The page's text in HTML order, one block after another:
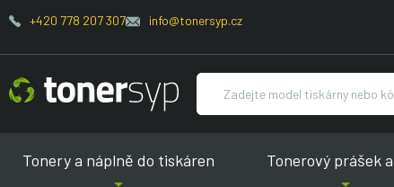
+420 778 207 307 info@tonersyp.cz
Tonery a náplně do tiskáren Tonerový prášek